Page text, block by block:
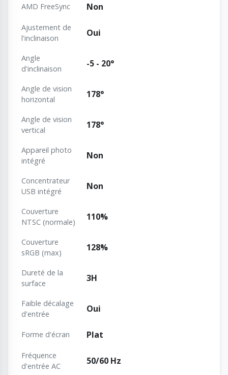
AMD FreeSync Non
Ajustement de
l'inclinaison
Oui
Angle
d'inclinaison
-5 - 20°
Angle de vision
horizontal
178°
Angle de vision
vertical
178°
Appareil photo
intégré
Non
Concentrateur
USB intégré
Non
Couverture
NTSC (normale)
110%
Couverture
sRGB (max)
128%
Dureté de la
surface
3H
Faible décalage
d'entrée
Oui
Forme d'écran Plat
Fréquence
d'entrée AC
50/60 Hz